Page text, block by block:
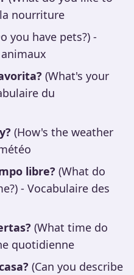
nourriture
you have pets?) -
(What's your
du
(How's the weather
libre? (What do
- Vocabulaire des
(What time do
quotidienne
(Can you describe